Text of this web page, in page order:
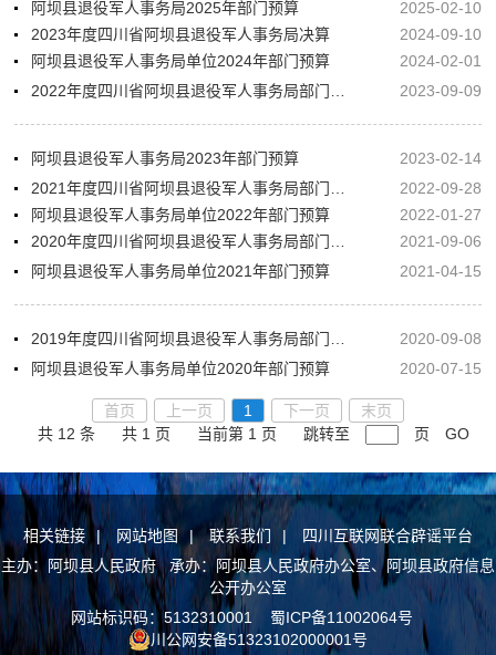
阿坝县退役军人事务局2025年部门预算
2025-02-10
2023年度四川省阿坝县退役军人事务局决算
2024-09-10
阿坝县退役军人事务局单位2024年部门预算
2024-02-01
2023-09-09
阿坝县退役军人事务局2023年部门预算
2023-02-14
2022-09-28
阿坝县退役军人事务局单位2022年部门预算
2022-01-27
2021-09-06
阿坝县退役军人事务局单位2021年部门预算
2021-04-15
2020-09-08
阿坝县退役军人事务局单位2020年部门预算
2020-07-15
首页 上一页 1 下一页
末页
共 12 条
共 1 页 当前第 1 页 跳转至 页 GO
相关链接 | 网站地图 | 联系我们 |
四川互联网联合辟谣平台
主办：阿坝县人民政府 承办：阿坝县人民政府办公室、阿坝县政府信息
公开办公室
网站标识码：5132310001 蜀ICP备11002064号
川公网安备51323102000001号